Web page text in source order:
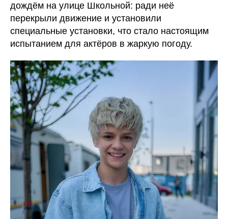
дождём на улице Школьной: ради неё
перекрыли движение и установили
специальные установки, что стало настоящим
испытанием для актёров в жаркую погоду.